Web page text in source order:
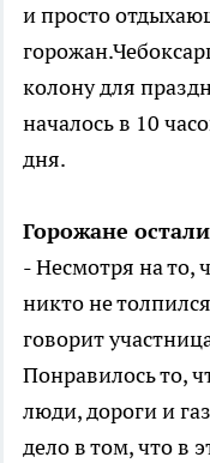
и просто
колону для
началось в 10
дня.
Горожане
- Несмотря на то,
никто не
говорит
Понравилось то,
люди, дороги и
дело в том, что в